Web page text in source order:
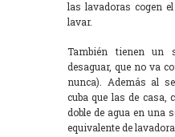
las lavadoras cogen
lavar.
También tienen un
desaguar, que no va
nunca). Además al
cuba que las de casa,
doble de agua en una
equivalente de